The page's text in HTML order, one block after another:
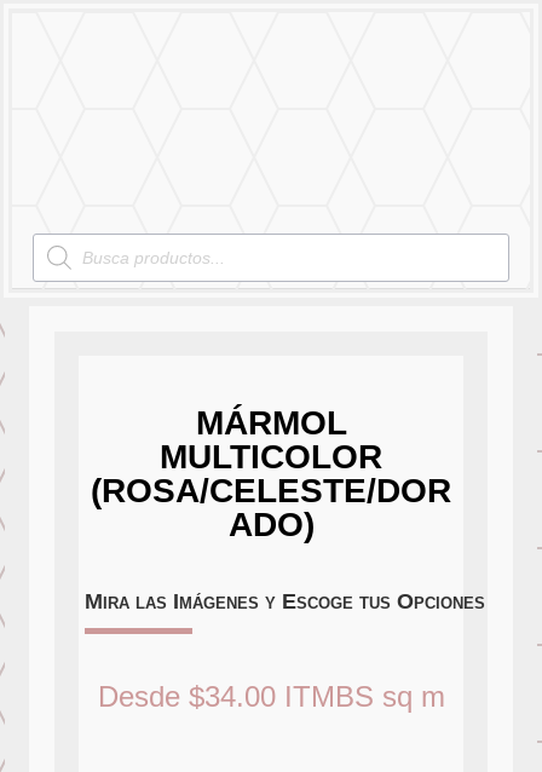
Products
search
MÁRMOL
MULTICOLOR
(ROSA/CELESTE/DOR
ADO)
Mira las Imágenes y Escoge tus Opciones
Desde $34.00 ITMBS sq m